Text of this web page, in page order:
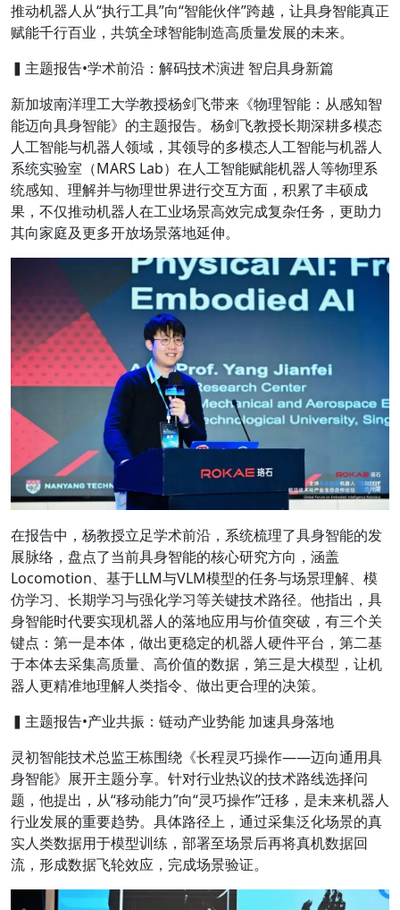
推动机器人从“执行工具”向“智能伙伴”跨越，让具身智能真正
赋能千行百业，共筑全球智能制造高质量发展的未来。
▍主题报告•学术前沿：解码技术演进 智启具身新篇
新加坡南洋理工大学教授杨剑飞带来 《物理智能：从感知智
能迈向具身智能》 的主题报告。杨剑飞教授长期深耕多模态
人工智能与机器人领域，其领导的多模态人工智能与机器人
系统实验室（MARS Lab）在人工智能赋能机器人等物理系
统感知、理解并与物理世界进行交互方面，积累了丰硕成
果，不仅推动机器人在工业场景高效完成复杂任务，更助力
其向家庭及更多开放场景落地延伸。
在报告中，杨教授立足学术前沿，系统梳理了具身智能的发
展脉络，盘点了当前具身智能的核心研究方向，涵盖
Locomotion、基于LLM与VLM模型的任务与场景理解、模
仿学习、长期学习与强化学习等关键技术路径。他指出，具
身智能时代要实现机器人的落地应用与价值突破，有三个关
键点：第一是本体，做出更稳定的机器人硬件平台，第二基
于本体去采集高质量、高价值的数据，第三是大模型，让机
器人更精准地理解人类指令、做出更合理的决策。
▍主题报告•产业共振：链动产业势能 加速具身落地
灵初智能技术总监王栋围绕 《长程灵巧操作——迈向通用具
身智能》 展开主题分享。针对行业热议的技术路线选择问
题，他提出，从“移动能力”向“灵巧操作”迁移，是未来机器人
行业发展的重要趋势。具体路径上，通过采集泛化场景的真
实人类数据用于模型训练，部署至场景后再将真机数据回
流，形成数据飞轮效应，完成场景验证。